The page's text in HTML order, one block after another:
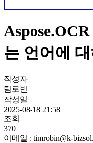
는 언어에
작성자
팀로빈
작성일
2025-08-18 21:58
조회
370
이메일 : timrobin@k-